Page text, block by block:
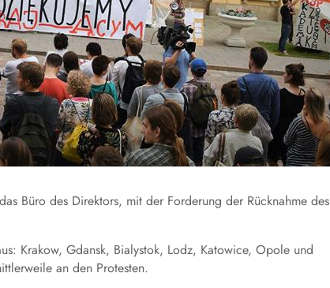
Büro des Direktors, mit der Forderung der Rücknahme des
Krakow, Gdansk, Bialystok, Lodz, Katowice, Opole und
an den Protesten.